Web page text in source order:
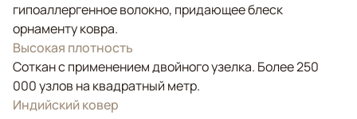
гипоаллергенное волокно, придающее блеск
орнаменту ковра.
Высокая плотность
Соткан с применением двойного узелка. Более 250
000 узлов на квадратный метр.
Индийский ковер